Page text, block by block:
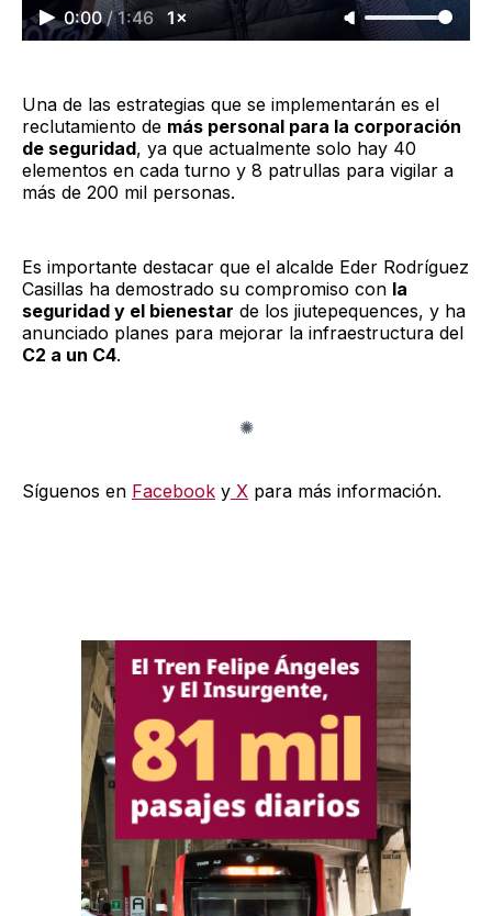
0:00 / 1:46 1×
Una de las estrategias que se implementarán es el
reclutamiento de más personal para la corporación
de seguridad, ya que actualmente solo hay 40
elementos en cada turno y 8 patrullas para vigilar a
más de 200 mil personas.
Es importante destacar que el alcalde Eder Rodríguez
Casillas ha demostrado su compromiso con la
seguridad y el bienestar de los jiutepequences, y ha
anunciado planes para mejorar la infraestructura del
C2 a un C4.
Síguenos en Facebook y X para más información.